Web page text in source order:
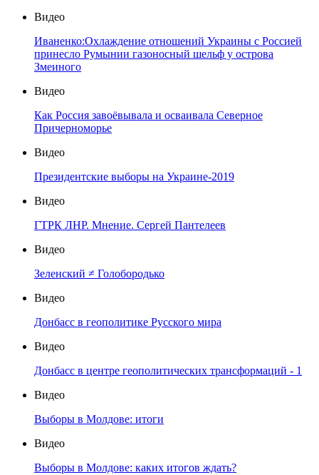
Видео
Иваненко:Охлаждение отношений Украины с Россией
принесло Румынии газоносный шельф у острова
Змеиного
Видео
Как Россия завоёвывала и осваивала Северное
Причерноморье
Видео
Президентские выборы на Украине-2019
Видео
ГТРК ЛНР. Мнение. Сергей Пантелеев
Видео
Зеленский ≠ Голобородько
Видео
Донбасс в геополитике Русского мира
Видео
Донбасс в центре геополитических трансформаций - 1
Видео
Выборы в Молдове: итоги
Видео
Выборы в Молдове: каких итогов ждать?